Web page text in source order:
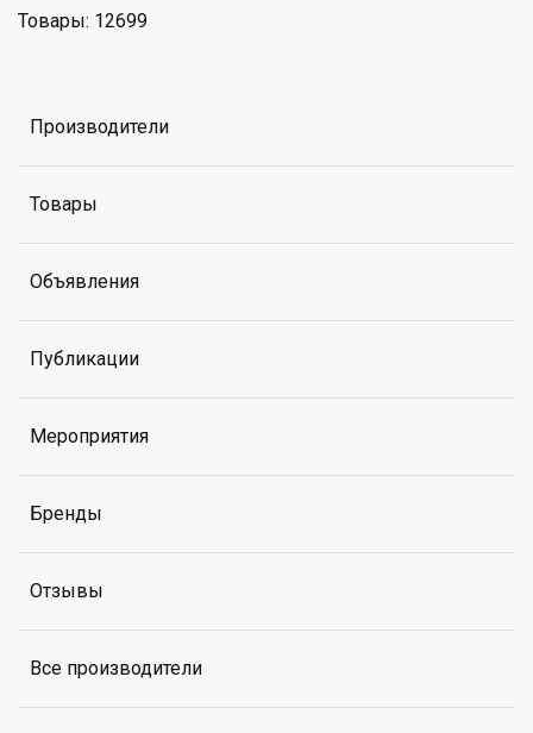
Товары: 12699
Производители
Товары
Объявления
Публикации
Мероприятия
Бренды
Отзывы
Все производители